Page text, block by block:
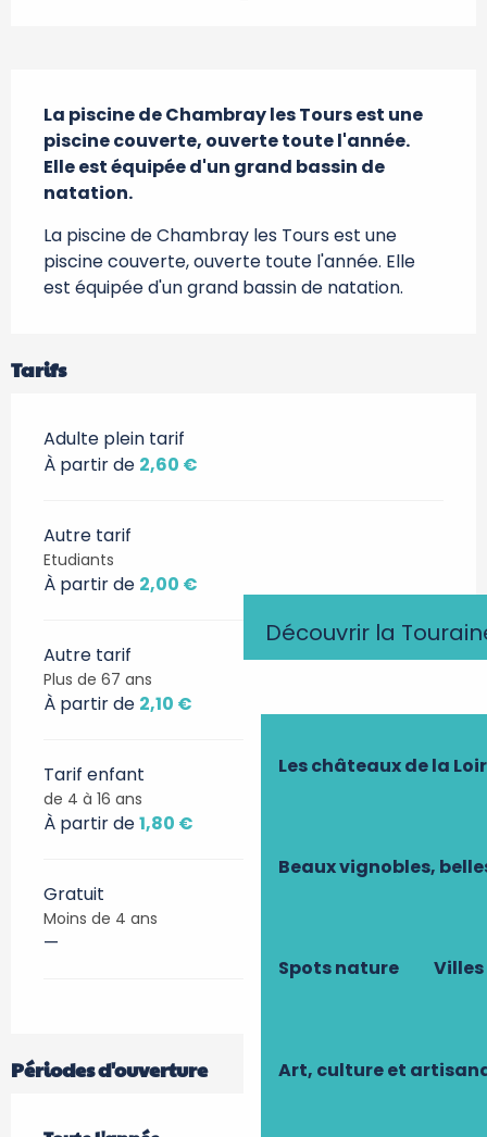
Découvrir la
Les châteaux de la
Beaux vignobles,
Spots nature
Art, culture et
La piscine de Chambray les Tours est une
piscine couverte, ouverte toute l'année.
Elle est équipée d'un grand bassin de
natation.
La piscine de Chambray les Tours est une
piscine couverte, ouverte toute l'année. Elle
est équipée d'un grand bassin de natation.
Tarifs
Adulte plein tarif
À partir de 2,60 €
Autre tarif
Etudiants
À partir de 2,00 €
Autre tarif
Plus de 67 ans
À partir de 2,10 €
Tarif enfant
de 4 à 16 ans
À partir de1,80 €
Gratuit
Moins de 4 ans
—
Périodes d'ouverture